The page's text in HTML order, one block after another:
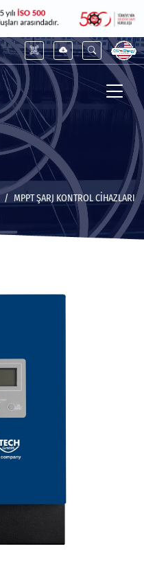
MPPT ŞARJ KONTROL CIHAZLARI